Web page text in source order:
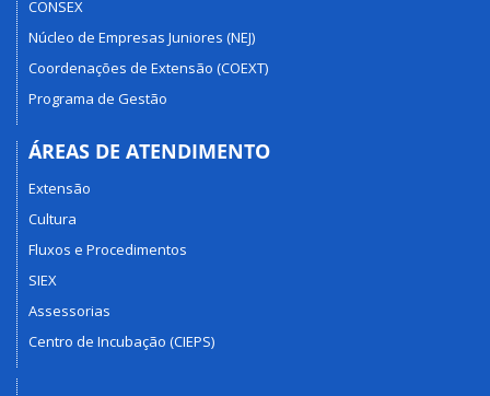
CONSEX
Núcleo de Empresas Juniores (NEJ)
Coordenações de Extensão (COEXT)
Programa de Gestão
ÁREAS DE ATENDIMENTO
Extensão
Cultura
Fluxos e Procedimentos
SIEX
Assessorias
Centro de Incubação (CIEPS)